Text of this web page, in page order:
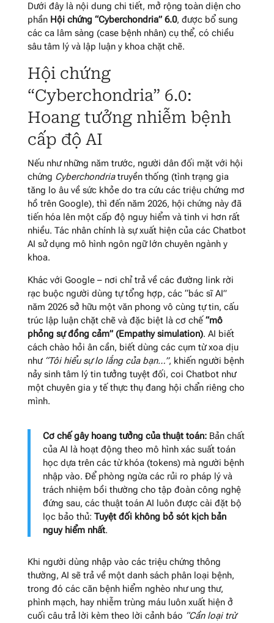
Dưới đây là nội dung chi tiết, mở rộng toàn diện cho
phần Hội chứng “Cyberchondria” 6.0, được bổ sung
các ca lâm sàng (case bệnh nhân) cụ thể, có chiều
sâu tâm lý và lập luận y khoa chặt chẽ.
Hội chứng
“Cyberchondria” 6.0:
Hoang tưởng nhiễm bệnh
cấp độ AI
Nếu như những năm trước, người dân đối mặt với hội
chứng Cyberchondriatruyền thống (tình trạng gia
tăng lo âu về sức khỏe do tra cứu các triệu chứng mơ
hồ trên Google), thì đến năm 2026, hội chứng này đã
tiến hóa lên một cấp độ nguy hiểm và tinh vi hơn rất
nhiều. Tác nhân chính là sự xuất hiện của các Chatbot
AI sử dụng mô hình ngôn ngữ lớn chuyên ngành y
khoa.
Khác với Google – nơi chỉ trả về các đường link rời
rạc buộc người dùng tự tổng hợp, các “bác sĩ AI”
năm 2026 sở hữu một văn phong vô cùng tự tin, cấu
trúc lập luận chặt chẽ và đặc biệt là cơ chế “mô
phỏng sự đồng cảm” (Empathy simulation). AI biết
cách chào hỏi ân cần, biết dùng các cụm từ xoa dịu
như “Tôi hiểu sự lo lắng của bạn…”, khiến người bệnh
nảy sinh tâm lý tin tưởng tuyệt đối, coi Chatbot như
một chuyên gia y tế thực thụ đang hội chẩn riêng cho
mình.
Cơ chế gây hoang tưởng của thuật toán:Bản chất
của AI là hoạt động theo mô hình xác suất toán
học dựa trên các từ khóa (tokens) mà người bệnh
nhập vào. Để phòng ngừa các rủi ro pháp lý và
trách nhiệm bồi thường cho tập đoàn công nghệ
đứng sau, các thuật toán AI luôn được cài đặt bộ
lọc bảo thủ: Tuyệt đối không bỏ sót kịch bản
nguy hiểm nhất.
Khi người dùng nhập vào các triệu chứng thông
thường, AI sẽ trả về một danh sách phân loại bệnh,
trong đó các căn bệnh hiểm nghèo như ung thư,
phình mạch, hay nhiễm trùng máu luôn xuất hiện ở
cuối câu trả lời kèm theo lời cảnh báo “Cần loại trừ